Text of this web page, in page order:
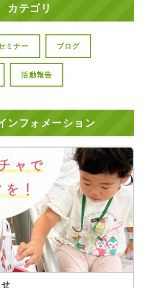
カテゴリ
ミナー ブログ
活動報告
ンフォメーション